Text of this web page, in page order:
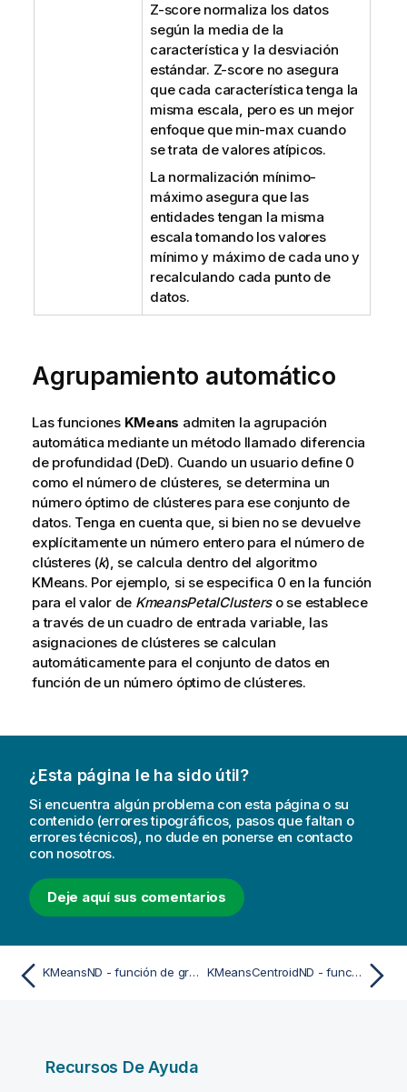
Z-score normaliza los datos
según la media de la
característica y la desviación
estándar. Z-score no asegura
que cada característica tenga la
misma escala, pero es un mejor
enfoque que min-max cuando
se trata de valores atípicos.
La normalización mínimo-
máximo asegura que las
entidades tengan la misma
escala tomando los valores
mínimo y máximo de cada uno y
recalculando cada punto de
datos.
Agrupamiento automático
Las funciones KMeans admiten la agrupación
automática mediante un método llamado diferencia
de profundidad (DeD). Cuando un usuario define 0
como el número de clústeres, se determina un
número óptimo de clústeres para ese conjunto de
datos. Tenga en cuenta que, si bien no se devuelve
explícitamente un número entero para el número de
clústeres (k), se calcula dentro del algoritmo
KMeans. Por ejemplo, si se especifica 0 en la función
para el valor de KmeansPetalClusterso se establece
a través de un cuadro de entrada variable, las
asignaciones de clústeres se calculan
automáticamente para el conjunto de datos en
función de un número óptimo de clústeres.
¿Esta página le ha sido útil?
Si encuentra algún problema con esta página o su
contenido (errores tipográficos, pasos que faltan o
errores técnicos), no dude en ponerse en contacto
con nosotros.
Deje aquí sus comentarios
KMeansND - función de gráfico KMeansCentroidND - función de gráfico
Recursos De Ayuda